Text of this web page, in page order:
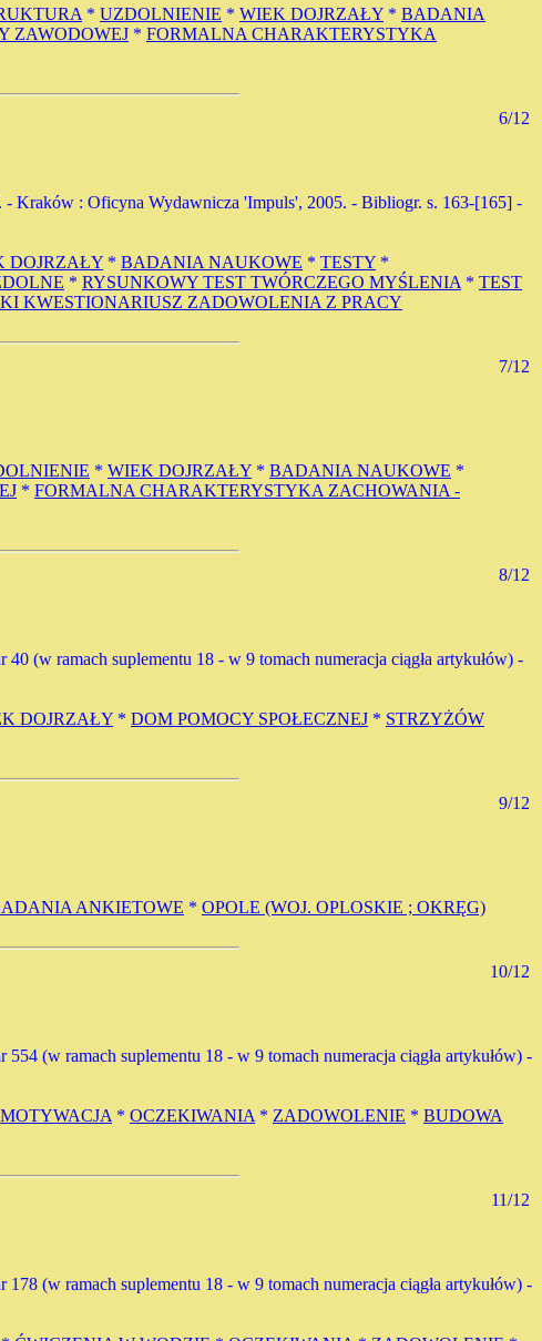
* UZDOLNIENIE * WIEK DOJRZAŁY * BADANIA
ZAWODOWEJ * FORMALNA CHARAKTERYSTYKA
6/12
. - Kraków : Oficyna Wydawnicza 'Impuls', 2005. - Bibliogr. s. 163-[165] -
DOJRZAŁY * BADANIA NAUKOWE * TESTY *
* RYSUNKOWY TEST TWÓRCZEGO MYŚLENIA * TEST
KWESTIONARIUSZ ZADOWOLENIA Z PRACY
7/12
* WIEK DOJRZAŁY * BADANIA NAUKOWE *
* FORMALNA CHARAKTERYSTYKA ZACHOWANIA -
8/12
(w ramach suplementu 18 - w 9 tomach numeracja ciągła artykułów) -
DOJRZAŁY * DOM POMOCY SPOŁECZNEJ * STRZYŻÓW
9/12
ANKIETOWE * OPOLE (WOJ. OPLOSKIE ; OKRĘG)
10/12
(w ramach suplementu 18 - w 9 tomach numeracja ciągła artykułów) -
MOTYWACJA * OCZEKIWANIA * ZADOWOLENIE * BUDOWA
11/12
(w ramach suplementu 18 - w 9 tomach numeracja ciągła artykułów) -